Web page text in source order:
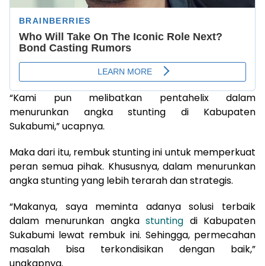
“Kami pun melibatkan pentahelix dalam
menurunkan angka stunting di Kabupaten
Sukabumi,” ucapnya.
Maka dari itu, rembuk stunting ini untuk memperkuat
peran semua pihak. Khususnya, dalam menurunkan
angka stunting yang lebih terarah dan strategis.
“Makanya, saya meminta adanya solusi terbaik
dalam menurunkan angkastunting di Kabupaten
Sukabumi lewat rembuk ini. Sehingga, permecahan
masalah bisa terkondisikan dengan baik,”
ungkapnya.